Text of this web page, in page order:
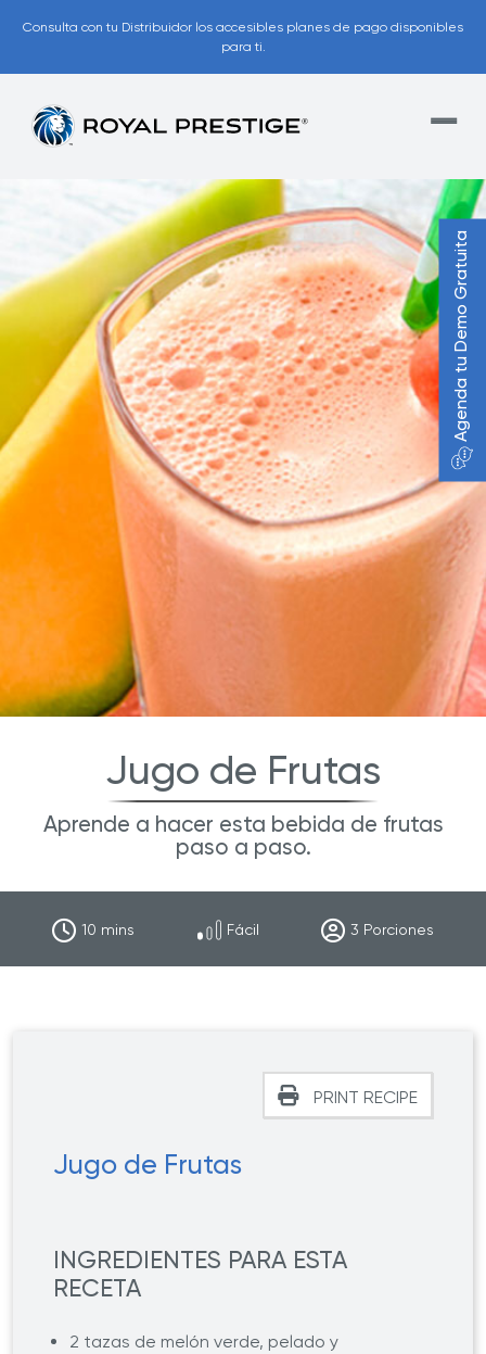
Consulta con tu Distribuidor los accesibles planes de pago disponibles
para ti.
Jugo de Frutas
Aprende a hacer esta bebida de frutas
paso a paso.
10 mins Fácil 3 Porciones
PRINT RECIPE
Jugo de Frutas
INGREDIENTES PARA ESTA
RECETA
2 tazas de melón verde, pelado y
Agenda tu Demo Gratuita